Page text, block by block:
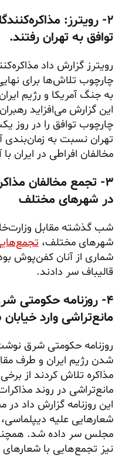
۲- رویترز:
توافق به تهران رفتند.
رویترز گزارش داد
چارچوب تلاش‌ها برای
به جنگ آمریکا و رژیم
این گزارش می‌افزاید
چارچوب توافق را در روز
تهران نسبت به زمان‌بندی
مخالفان افراطی در ایران
۳- تجمع مخالفان
در شهرهای مختلف
شب گذشته مقابل
شهرهای مختلف،
شماری از آنان کفن‌پوش
قالیباف سر دادند.
۴- روزنامه حکومتی
مانع‌تراشی وارد
روزنامه حکومتی شرق
شدن رژیم ایران و طرف
مذاکره تلاش کردند از
مانع‌تراشی در روند
این روزنامه گزارش داد در
شعارهایی علیه
مجلس سر داده شد.
نیز تجمع‌هایی با